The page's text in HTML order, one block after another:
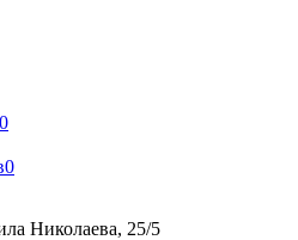
0
0
Николаева, 25/5